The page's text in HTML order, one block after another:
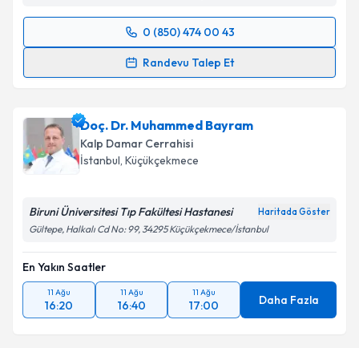
0 (850) 474 00 43
Randevu Talep Et
Randevu Takvimi Talebi
için bir takvim hazırlandığında e-posta ile
bilgilendireceğiz.
E-posta Adresiniz
Kişisel verilerimin işlenmesine ilişkinAydınlatma
Metni
kapsamda işlenmesini kabul ediyorum.
Doç. Dr. Muhammed Bayram
Kalp Damar Cerrahisi
İstanbul, Küçükçekmece
Biruni Üniversitesi Tıp Fakültesi Hastanesi Haritada Göster
Gültepe, Halkalı Cd No: 99, 34295 Küçükçekmece/İstanbul
En Yakın Saatler
11 Ağu
16:20
11 Ağu
16:40
11 Ağu
17:00 Daha Fazla